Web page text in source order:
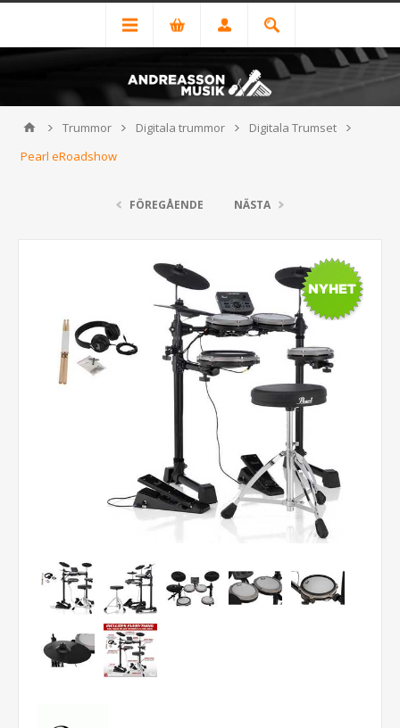
Trummor Digitala trummor
Digitala Trumset
Pearl eRoadshow
FÖREGÅENDE NÄSTA